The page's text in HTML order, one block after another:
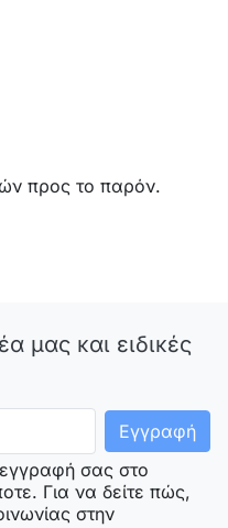
προς το παρόν.
μας και ειδικές
σας στο
Για να δείτε πώς,
στην